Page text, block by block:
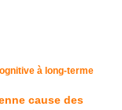
à long-terme
cause des